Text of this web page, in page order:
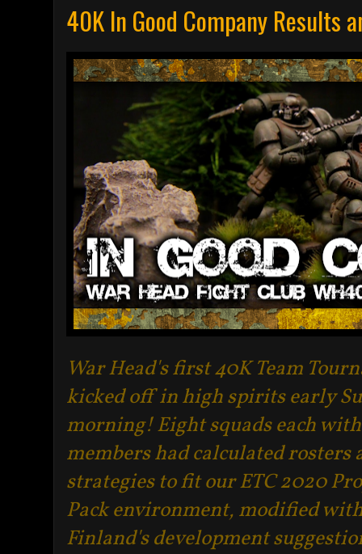
40K In Good Company Results
War Head's first 40K Team
kicked off in high spirits early
morning! Eight squads each
members had calculated rosters
strategies to fit our ETC 2020
Pack environment, modified
Finland's development